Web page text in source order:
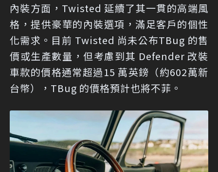
內裝方面，Twisted 延續了其一貫的高端風
格，提供豪華的內裝選項，滿足客戶的個性
化需求。目前 Twisted 尚未公布TBug 的售
價或生產數量，但考慮到其 Defender 改裝
車款的價格通常超過15 萬英鎊（約602萬新
台幣），TBug 的價格預計也將不菲。